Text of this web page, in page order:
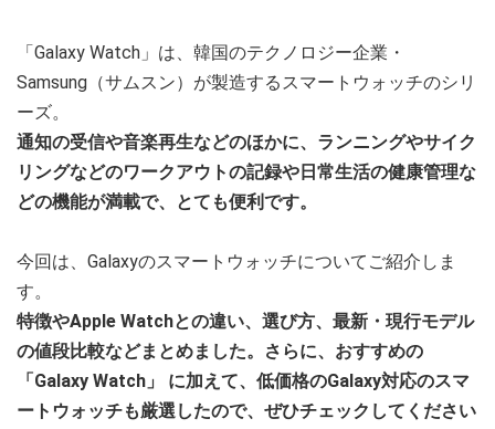
「Galaxy Watch」は、韓国のテクノロジー企業・
Samsung（サムスン）が製造するスマートウォッチのシリ
ーズ。
通知の受信や音楽再生などのほかに、ランニングやサイク
リングなどのワークアウトの記録や日常生活の健康管理な
どの機能が満載で、とても便利です。
今回は、Galaxyのスマートウォッチについてご紹介しま
す。
特徴やApple Watchとの違い、選び方、最新・現行モデル
の値段比較などまとめました。さらに、おすすめの
「Galaxy Watch」
に加えて、低価格のGalaxy対応のスマ
ートウォッチも厳選したので、ぜひチェックしてください